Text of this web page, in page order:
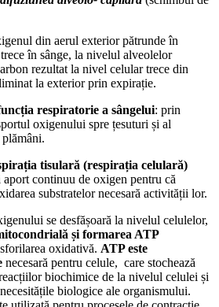
din aerul exterior pătrunde în
în sânge, la nivelul alveolelor
rezultat la nivel celular trece din
la exterior prin expirație.
respiratorie a sângelui: prin
oxigenului spre țesuturi și al
tisulară (respirația celulară)
continuu de oxigen pentru că
substratelor necesară activității lor.
se desfășoară la nivelul celulelor,
și formarea ATP
oxidativă. ATP este
necesară pentru celule, care stochează
biochimice de la nivelul celulei și
biologice ale organismului.